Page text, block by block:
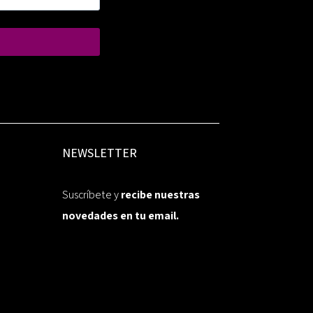
NEWSLETTER
Suscríbete yrecibe nuestras
novedades en tu email.